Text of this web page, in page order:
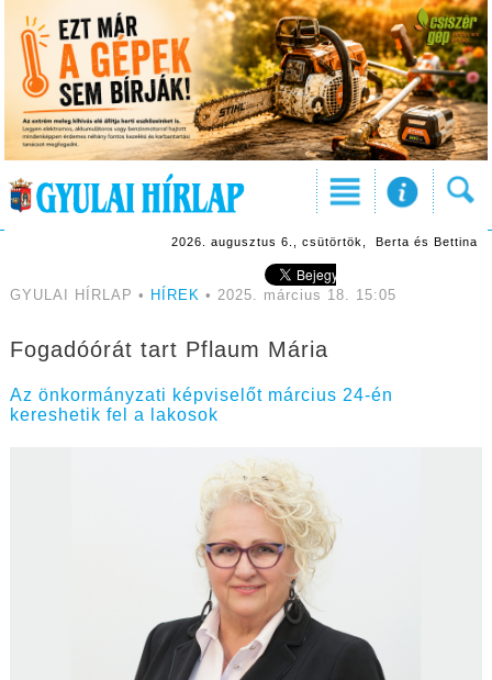
2026. augusztus 6., csütörtök, Berta és Bettina
GYULAI HÍRLAP • HÍREK • 2025. március 18. 15:05
Fogadóórát tart Pflaum Mária
Az önkormányzati képviselőt március 24-én
kereshetik fel a lakosok